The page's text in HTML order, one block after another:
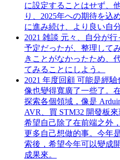
に設定することはせず、
り、2025年への期待を込
に進み続け、より良い自
2021 雑談 元々、自分が
予定だったが、整理して
きことがなかったため、
てみることにしよう。
2021 年度回顧 可能是經驗
像也變得寬廣了一些了。
探索各個領域，像是
AVR、買 STM32 開發板
希望自己除了在前端之外
更多自己想做的事。今年
索後，希望今年可以變成
成果來。